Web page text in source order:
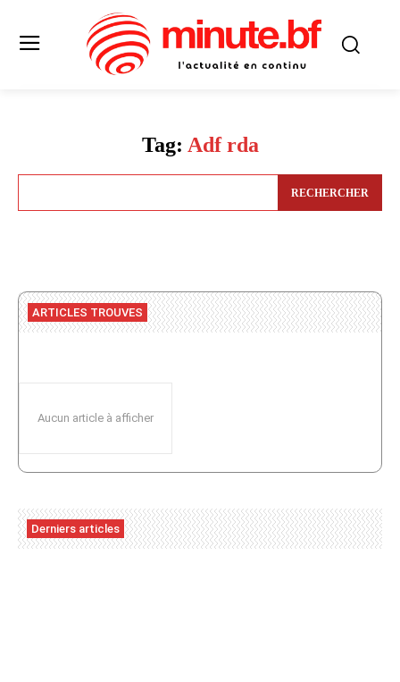
Tag: Adf rda
RECHERCHER
ARTICLES TROUVES
Aucun article à afficher
Derniers articles